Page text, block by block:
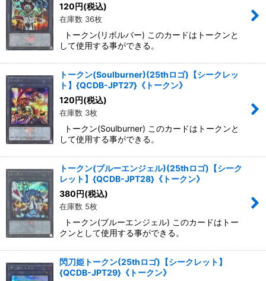
120円(税込)
在庫数 36枚
トークン(リボルバー) このカードはトークンと
して使用する事ができる。
トークン(Soulburner)(25thロゴ)【シークレッ
ト】{QCDB-JPT27}《トークン》
120円(税込)
在庫数 3枚
トークン(Soulburner) このカードはトークンと
して使用する事ができる。
トークン(ブルーエンジェル)(25thロゴ)【シーク
レット】{QCDB-JPT28}《トークン》
380円(税込)
在庫数 5枚
トークン(ブルーエンジェル) このカードはトー
クンとして使用する事ができる。
閃刀姫トークン(25thロゴ)【シークレット】
{QCDB-JPT29}《トークン》